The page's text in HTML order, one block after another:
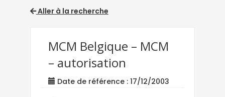
Aller à la recherche
MCM Belgique – MCM
– autorisation
Date de référence : 17/12/2003